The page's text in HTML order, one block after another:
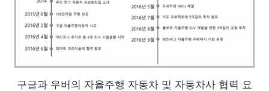
구글과 우버의 자율주행 자동차 및 자동차사 협력 요